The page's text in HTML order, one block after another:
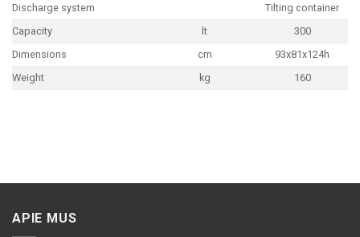
Discharge system
Tilting container
Capacity
lt
300
Dimensions
cm
93x81x124h
Weight
kg 160
APIE MUS